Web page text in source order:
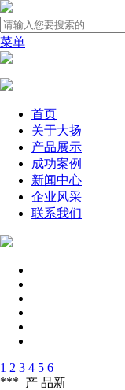
菜单
首页
关于大扬
产品展示
成功案例
新闻中心
企业风采
联系我们
1 2 3 4 5 6
***
新
产 品